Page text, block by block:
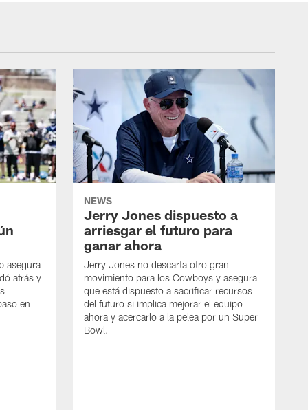
asegura
atrás y
en
NEWS
Jerry Jones dispuesto a
arriesgar el futuro para
ganar ahora
Jerry Jones no descarta otro gran
movimiento para los Cowboys y asegura
que está dispuesto a sacrificar recursos
del futuro si implica mejorar el equipo
ahora y acercarlo a la pelea por un Super
Bowl.